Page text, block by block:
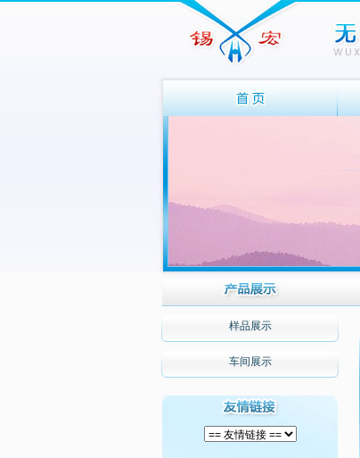
样品展示
车间展示